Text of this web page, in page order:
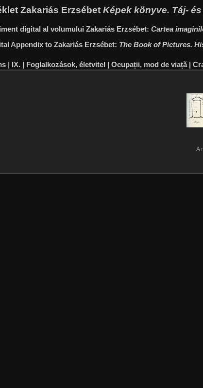
Zakariás Erzsébet Képek könyve. Táj-
digital al volumului Zakariás Erzsébet: Cartea
Appendix to Zakariás Erzsébet: The Book of Pictures.
| IX. | Foglalkozások, életvitel | Ocupații, mod de viață |
A